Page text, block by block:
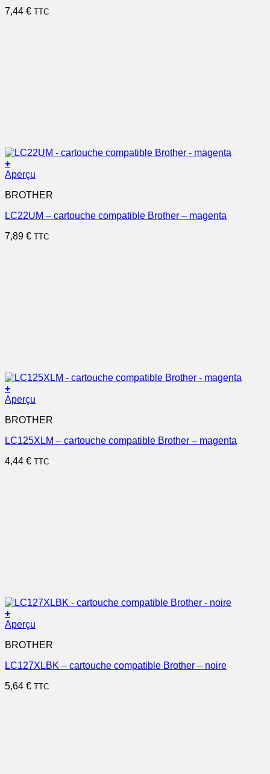
7,44 € TTC
+
Aperçu
BROTHER
LC22UM – cartouche compatible Brother – magenta
7,89 € TTC
+
Aperçu
BROTHER
LC125XLM – cartouche compatible Brother – magenta
4,44 € TTC
+
Aperçu
BROTHER
LC127XLBK – cartouche compatible Brother – noire
5,64 € TTC